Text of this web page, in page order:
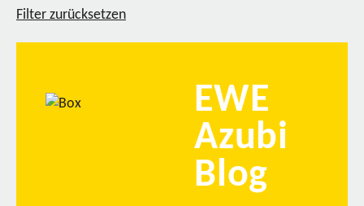
Filter zurücksetzen
EWE
Azubi
Blog